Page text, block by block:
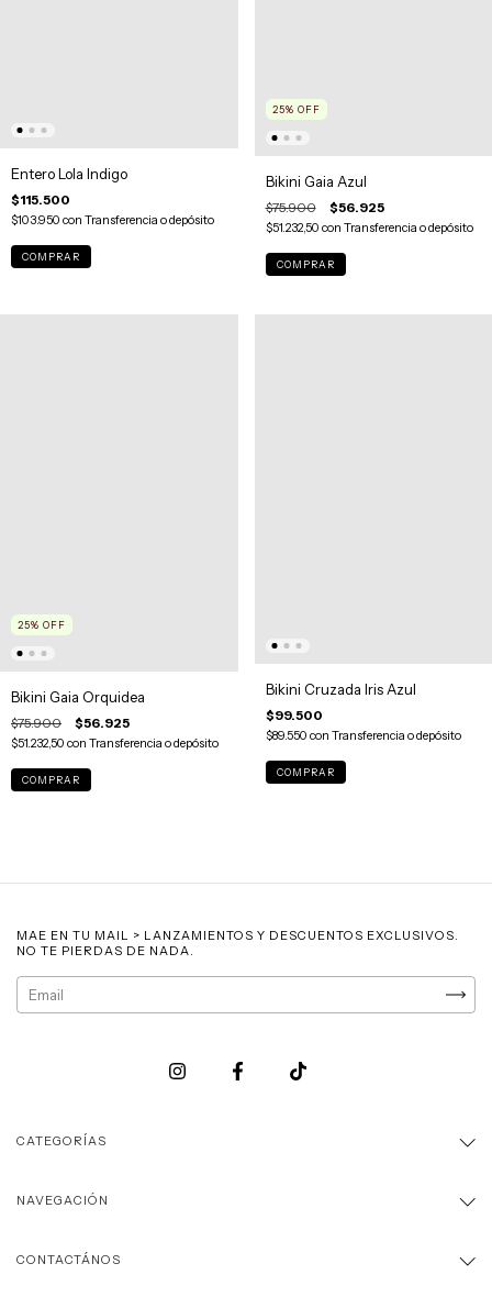
Entero Lola Indigo
$115.500
$103.950 con Transferencia o depósito
COMPRAR
25% OFF
Bikini Gaia Azul
$75.900 $56.925
$51.232,50 con Transferencia o depósito
COMPRAR
25% OFF
Bikini Gaia Orquidea
$75.900 $56.925
$51.232,50 con Transferencia o depósito
COMPRAR
Bikini Cruzada Iris Azul
$99.500
$89.550 con Transferencia o depósito
COMPRAR
MAE EN TU MAIL > LANZAMIENTOS Y DESCUENTOS EXCLUSIVOS.
NO TE PIERDAS DE NADA.
CATEGORÍAS
NAVEGACIÓN
CONTACTÁNOS